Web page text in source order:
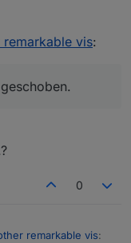
zu der Karte, sollte
der Datenpunkt
Die Avatare
bestätigen?
vis:
0
remarkable vis: